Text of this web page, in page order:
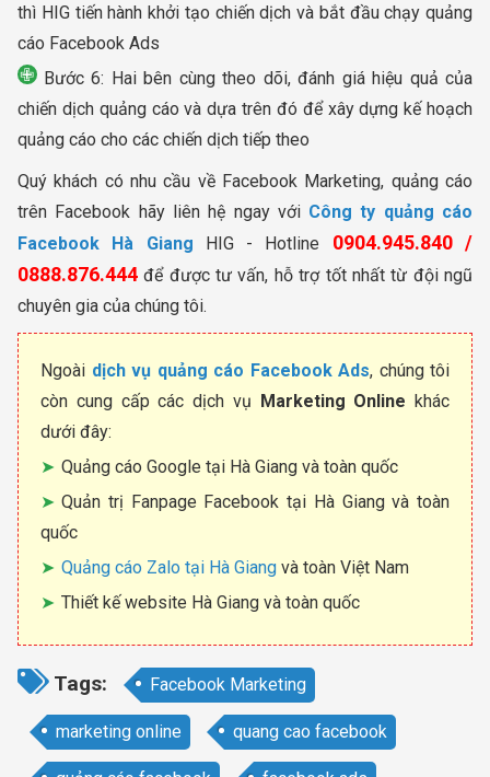
thì HIG tiến hành khởi tạo chiến dịch và bắt đầu chạy quảng
cáo Facebook Ads
Bước 6: Hai bên cùng theo dõi, đánh giá hiệu quả của
chiến dịch quảng cáo và dựa trên đó để xây dựng kế hoạch
quảng cáo cho các chiến dịch tiếp theo
Quý khách có nhu cầu về Facebook Marketing, quảng cáo
trên Facebook hãy liên hệ ngay với Công ty quảng cáo
Facebook Hà Giang HIG - Hotline 0904.945.840 /
0888.876.444 để được tư vấn, hỗ trợ tốt nhất từ đội ngũ
chuyên gia của chúng tôi.
Ngoài dịch vụ quảng cáo Facebook Ads, chúng tôi
còn cung cấp các dịch vụ Marketing Online khác
dưới đây:
Quảng cáo Google tại Hà Giang và toàn quốc
Quản trị Fanpage Facebook tại Hà Giang và toàn
quốc
Quảng cáo Zalo tại Hà Giang và toàn Việt Nam
Thiết kế website Hà Giang và toàn quốc
Tags: Facebook Marketing
marketing online quang cao facebook